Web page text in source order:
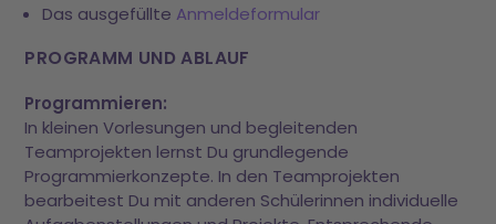
Das ausgefüllte Anmeldeformular
PROGRAMM UND ABLAUF
Programmieren:
In kleinen Vorlesungen und begleitenden
Teamprojekten lernst Du grundlegende
Programmierkonzepte. In den Teamprojekten
bearbeitest Du mit anderen Schülerinnen individuelle